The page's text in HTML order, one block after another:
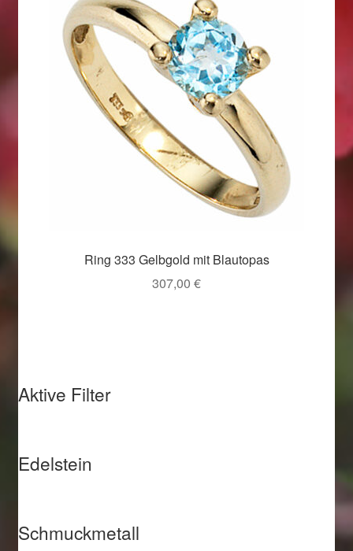
Woocommerce Predictive Search
Ring 333 Gelbgold mit Blautopas
307,00 €
Aktive Filter
Edelstein
Schmuckmetall